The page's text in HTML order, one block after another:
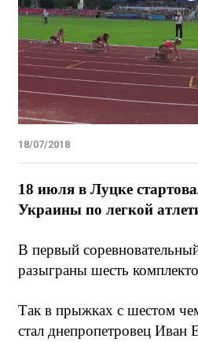
18/07/2018
18 июля в Луцке
Украины по легкой
В первый
разыграны шесть
Так в прыжках с шестом
стал днепропетровец Иван